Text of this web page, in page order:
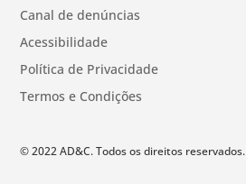
Canal de denúncias
Acessibilidade
Política de Privacidade
Termos e Condições
© 2022 AD&C. Todos os direitos reservados.